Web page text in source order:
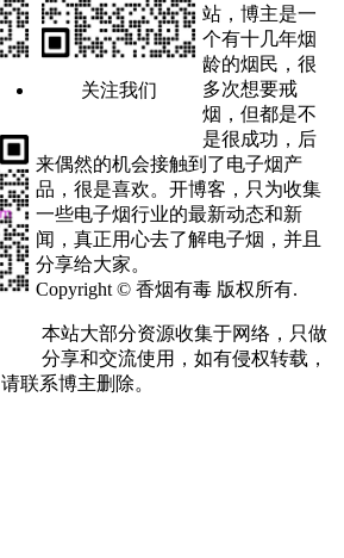
关注我们
站，博主是一
个有十几年烟
龄的烟民，很
多次想要戒
烟，但都是不
是很成功，后
来偶然的机会接触到了电子烟产
品，很是喜欢。开博客，只为收集
一些电子烟行业的最新动态和新
闻，真正用心去了解电子烟，并且
分享给大家。
Copyright © 香烟有毒 版权所有.
本站大部分资源收集于网络，只做
分享和交流使用，如有侵权转载，
请联系博主删除。